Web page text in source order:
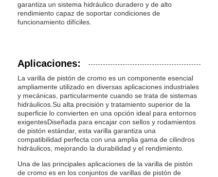
garantiza un sistema hidráulico duradero y de alto
rendimiento capaz de soportar condiciones de
funcionamiento difíciles.
Aplicaciones:
La varilla de pistón de cromo es un componente esencial
ampliamente utilizado en diversas aplicaciones industriales
y mecánicas, particularmente cuando se trata de sistemas
hidráulicos.Su alta precisión y tratamiento superior de la
superficie lo convierten en una opción ideal para entornos
exigentesDiseñada para encajar con sellos y rodamientos
de pistón estándar, esta varilla garantiza una
compatibilidad perfecta con una amplia gama de cilindros
hidráulicos, mejorando la durabilidad y el rendimiento.
Una de las principales aplicaciones de la varilla de pistón
de cromo es en los conjuntos de varillas de pistón de